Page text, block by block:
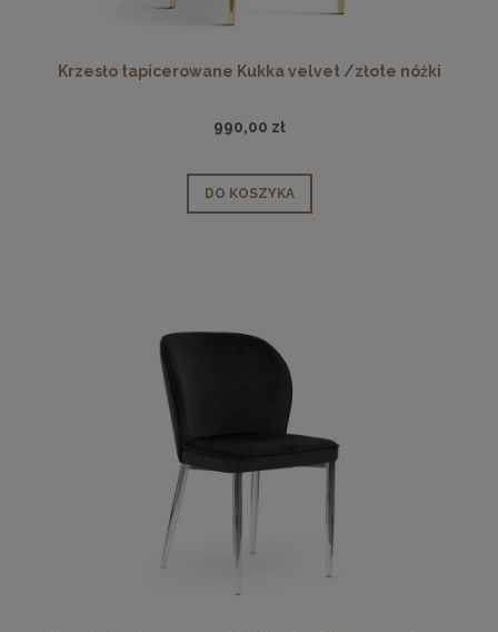
Krzesło tapicerowane Kukka velvet /złote nóżki
990,00 zł
DO KOSZYKA